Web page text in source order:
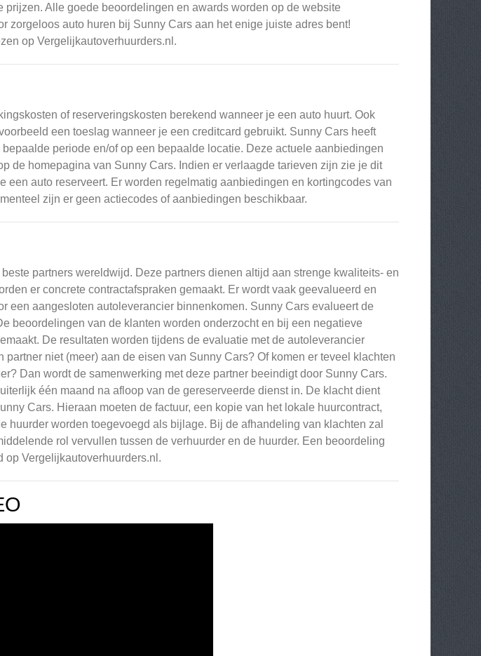
prijzen. Alle goede beoordelingen en awards worden op de website
zorgeloos auto huren bij Sunny Cars aan het enige juiste adres bent!
op Vergelijkautoverhuurders.nl.
of reserveringskosten berekend wanneer je een auto huurt. Ook
een toeslag wanneer je een creditcard gebruikt. Sunny Cars heeft
periode en/of op een bepaalde locatie. Deze actuele aanbiedingen
de homepagina van Sunny Cars. Indien er verlaagde tarieven zijn zie je dit
een auto reserveert. Er worden regelmatig aanbiedingen en kortingcodes van
zijn er geen actiecodes of aanbiedingen beschikbaar.
partners wereldwijd. Deze partners dienen altijd aan strenge kwaliteits- en
er concrete contractafspraken gemaakt. Er wordt vaak geevalueerd en
een aangesloten autoleverancier binnenkomen. Sunny Cars evalueert de
beoordelingen van de klanten worden onderzocht en bij een negatieve
De resultaten worden tijdens de evaluatie met de autoleverancier
partner niet (meer) aan de eisen van Sunny Cars? Of komen er teveel klachten
Dan wordt de samenwerking met deze partner beeindigt door Sunny Cars.
één maand na afloop van de gereserveerde dienst in. De klacht dient
Cars. Hieraan moeten de factuur, een kopie van het lokale huurcontract,
huurder worden toegevoegd als bijlage. Bij de afhandeling van klachten zal
rol vervullen tussen de verhuurder en de huurder. Een beoordeling
op Vergelijkautoverhuurders.nl.